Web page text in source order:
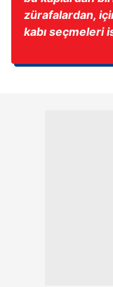
zürafalardan,
kabı seçmeleri